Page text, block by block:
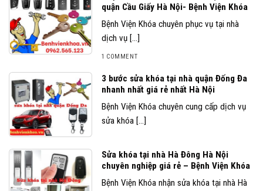
quận Cầu Giấy Hà Nội- Bệnh Viện Khóa
Bệnh Viện Khóa chuyên phục vụ tại nhà
dịch vụ [...]
1 COMMENT
3 bước sửa khóa tại nhà quận Đống Đa
nhanh nhất giá rẻ nhất Hà Nội
Bệnh Viện Khóa chuyên cung cấp dịch vụ
sửa khóa [...]
Sửa khóa tại nhà Hà Đông Hà Nội
chuyên nghiệp giá rẻ – Bệnh Viện Khóa
Bệnh Viện Khóa nhận sửa khóa tại nhà Hà